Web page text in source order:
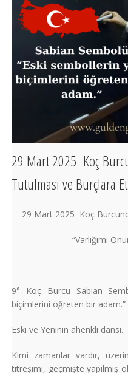
29 Mart 2025 Koç
Tutulması ve Burçlara
29 Mart 2025 Koç
“Varlığımı
9° Koç Burcu Sabian
biçimlerini öğreten bir adam.”
Eski ve Yeninin ahenkli dansı.
Kimi zamanlar vardır,
titreşimi, geçmişte yapılmış